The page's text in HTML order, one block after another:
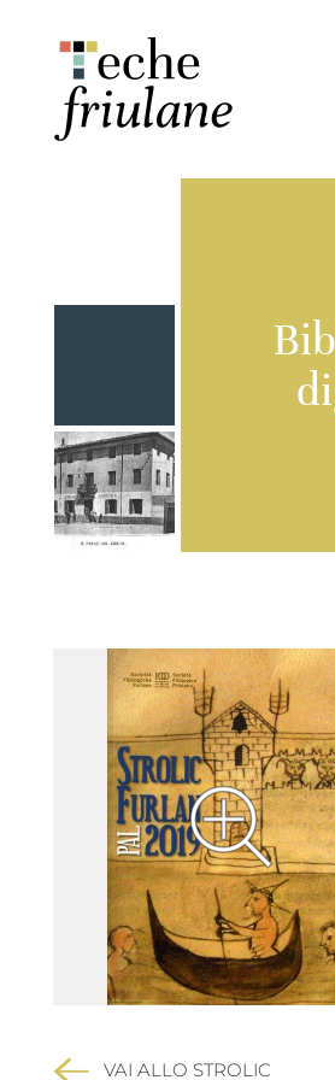
VAI ALLO STROLIC